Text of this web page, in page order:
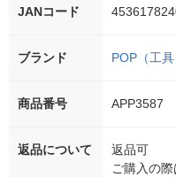
JANコード
ブランド POP（工具
商品番号 APP3587
返品について
返品可
ご購入の